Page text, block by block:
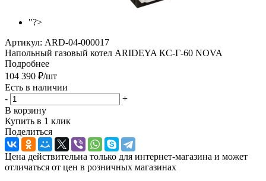
"?>
Артикул: ARD-04-000017
Напольный газовый котел ARIDEYA КС‑Г‑60 NOVA
Подробнее
104 390 ₽/шт
Есть в наличии
-
+
В корзину
Купить в 1 клик
Поделиться
Цена действительна только для интернет-магазина и может
отличаться от цен в розничных магазинах